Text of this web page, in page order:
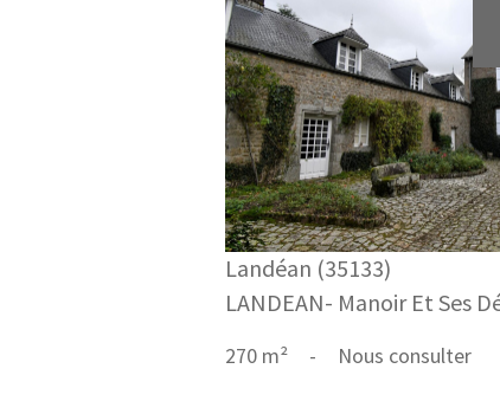
voir le
Landéan (35133)
LANDEAN- Manoir Et Ses
270 m² - Nous consulter